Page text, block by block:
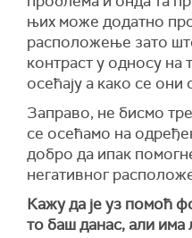
њих може додатно
расположење зато
контраст у односу на
осећају а како се они
Заправо, не бисмо
се осећамо на
добро да ипак
негативног
Кажу да је уз помоћ
то баш данас, али има